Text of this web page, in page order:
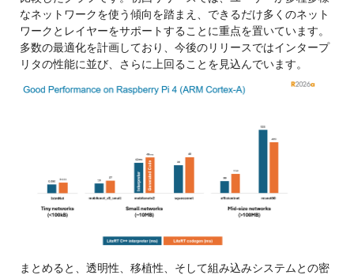
なネットワークを使う傾向を踏まえ、できるだけ多くのネット
ワークとレイヤーをサポートすることに重点を置いています。
多数の最適化を計画しており、今後のリリースではインタープ
リタの性能に並び、さらに上回ることを見込んでいます。
まとめると、透明性、移植性、そして組み込みシステムとの密